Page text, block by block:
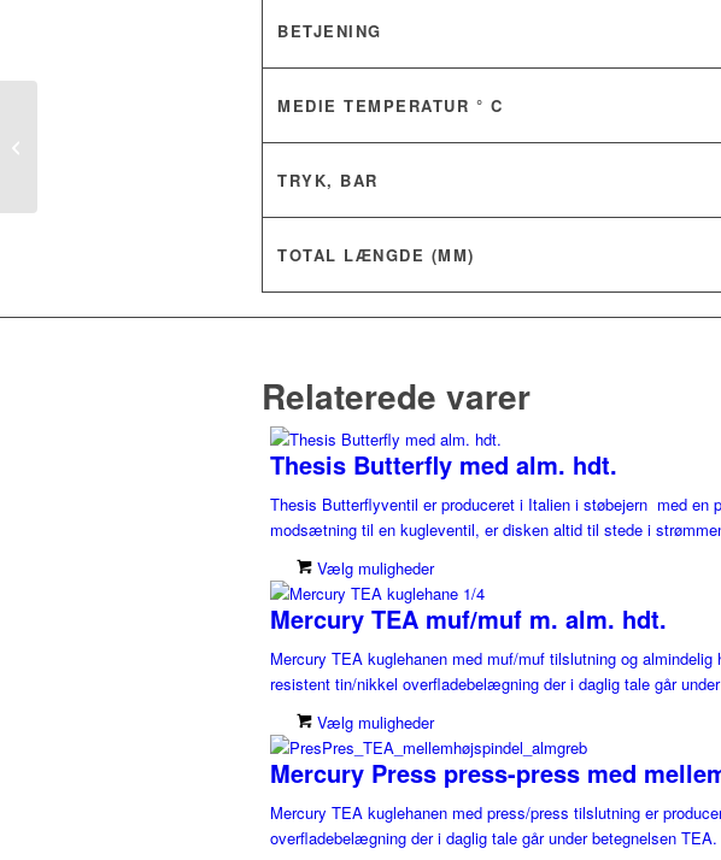
BETJENING
MEDIE TEMPERATUR ° C
TRYK, BAR
TOTAL LÆNGDE (MM)
Relaterede varer
Thesis Butterfly med alm. hdt.
Thesis Butterflyventil er produceret i Italien i støbejern med en
modsætning til en kugleventil, er disken altid til stede i
Vælg muligheder
Mercury TEA muf/muf m. alm. hdt.
Mercury TEA kuglehanen med muf/muf tilslutning og
resistent tin/nikkel overfladebelægning der i daglig tale går
Vælg muligheder
Mercury Press press-press med
Mercury TEA kuglehanen med press/press tilslutning er
overfladebelægning der i daglig tale går under betegnelsen